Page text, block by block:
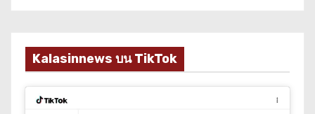
Kalasinnews บน TikTok